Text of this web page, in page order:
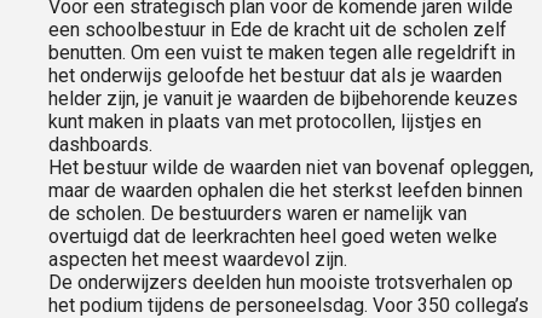
Voor een strategisch plan voor de komende jaren wilde
een schoolbestuur in Ede de kracht uit de scholen zelf
benutten. Om een vuist te maken tegen alle regeldrift in
het onderwijs geloofde het bestuur dat als je waarden
helder zijn, je vanuit je waarden de bijbehorende keuzes
kunt maken in plaats van met protocollen, lijstjes en
dashboards.
Het bestuur wilde de waarden niet van bovenaf opleggen,
maar de waarden ophalen die het sterkst leefden binnen
de scholen. De bestuurders waren er namelijk van
overtuigd dat de leerkrachten heel goed weten welke
aspecten het meest waardevol zijn.
De onderwijzers deelden hun mooiste trotsverhalen op
het podium tijdens de personeelsdag. Voor 350 collega’s